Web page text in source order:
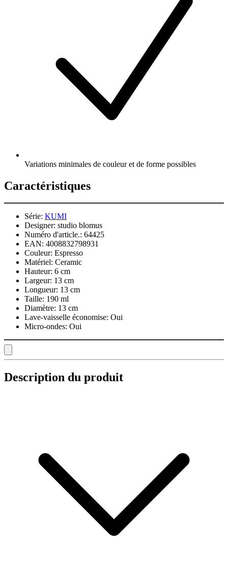
Variations minimales de couleur et de forme possibles
Caractéristiques
Série: KUMI
Designer: studio blomus
Numéro d'article.: 64425
EAN: 4008832798931
Couleur: Espresso
Matériel: Ceramic
Hauteur: 6 cm
Largeur: 13 cm
Longueur: 13 cm
Taille: 190 ml
Diamètre: 13 cm
Lave-vaisselle économise: Oui
Micro-ondes: Oui
Description du produit